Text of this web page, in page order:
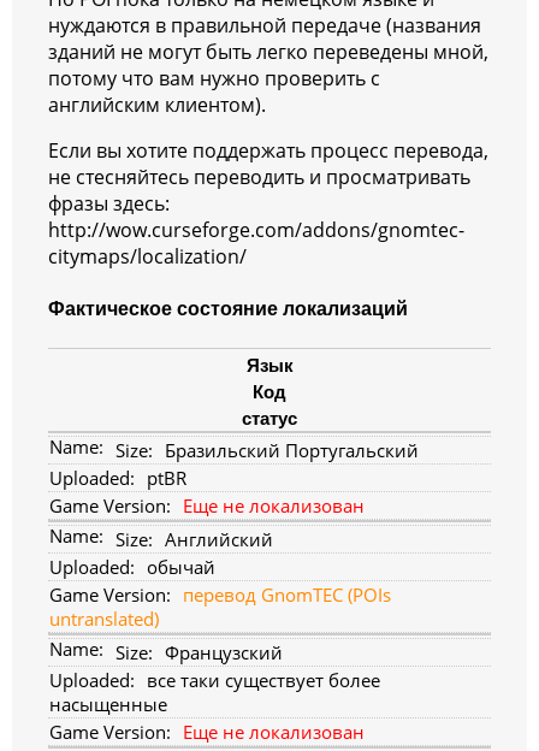
нуждаются в правильной передаче (названия
зданий не могут быть легко переведены мной,
потому что вам нужно проверить с
английским клиентом).
Если вы хотите поддержать процесс перевода,
не стесняйтесь переводить и просматривать
фразы здесь:
http://wow.curseforge.com/addons/gnomtec-
citymaps/localization/
Фактическое состояние локализаций
Язык
Код
статус
Бразильский Португальский
ptBR
Еще не локализован
Английский
обычай
перевод GnomTEC (POIs
untranslated)
Французский
все таки существует более
насыщенные
Еще не локализован